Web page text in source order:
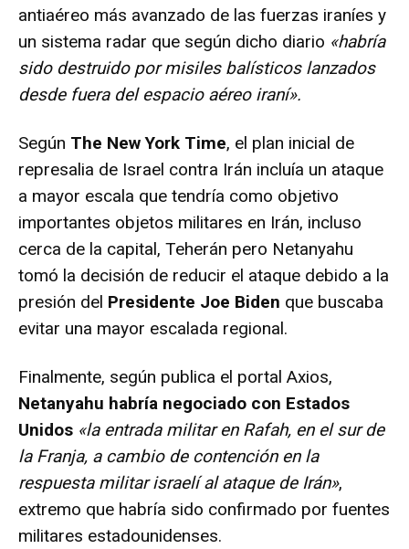
antiaéreo más avanzado de las fuerzas iraníes y
un sistema radar que según dicho diario «habría
sido destruido por misiles balísticos lanzados
desde fuera del espacio aéreo iraní».
Según The New York Time, el plan inicial de
represalia de Israel contra Irán incluía un ataque
a mayor escala que tendría como objetivo
importantes objetos militares en Irán, incluso
cerca de la capital, Teherán pero Netanyahu
tomó la decisión de reducir el ataque debido a la
presión del Presidente Joe Biden que buscaba
evitar una mayor escalada regional.
Finalmente, según publica el portal Axios,
Netanyahu habría negociado con Estados
Unidos «la entrada militar en Rafah, en el sur de
la Franja, a cambio de contención en la
respuesta militar israelí al ataque de Irán»,
extremo que habría sido confirmado por fuentes
militares estadounidenses.